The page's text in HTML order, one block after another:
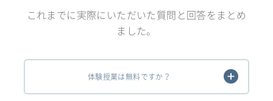
これまでに実際にいただいた質問と回答をまとめ
ました。
体験授業は無料ですか？